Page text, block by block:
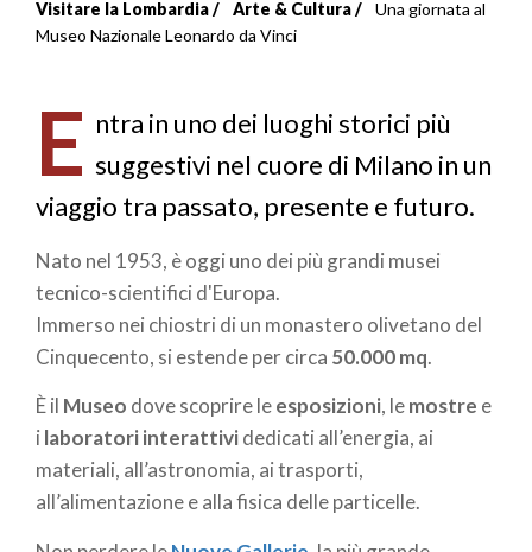
Briciole
pane
Visitare la Lombardia Arte & Cultura
Una giornata al
Museo Nazionale Leonardo da Vinci
E ntra in uno dei luoghi storici più
suggestivi nel cuore di Milano in un
viaggio tra passato, presente e futuro.
Nato nel 1953, è oggi uno dei più grandi musei
tecnico-scientifici d'Europa.
Immerso nei chiostri di un monastero olivetano del
Cinquecento, si estende per circa 50.000 mq.
È il Museo dove scoprire leesposizioni, lemostre e
i laboratori interattividedicati all’energia, ai
materiali, all’astronomia, ai trasporti,
all’alimentazione e alla fisica delle particelle.